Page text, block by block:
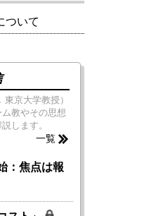
ついて
京大学教授）
教やその思想
します。
一覧
：焦点は報